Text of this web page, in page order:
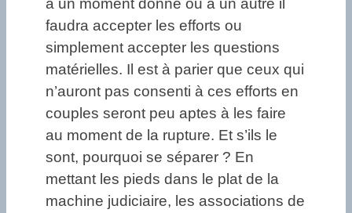
faudra accepter les efforts ou
simplement accepter les questions
matérielles. Il est à parier que ceux qui
n’auront pas consenti à ces efforts en
couples seront peu aptes à les faire
au moment de la rupture. Et s’ils le
sont, pourquoi se séparer ? En
mettant les pieds dans le plat de la
machine judiciaire, les associations de